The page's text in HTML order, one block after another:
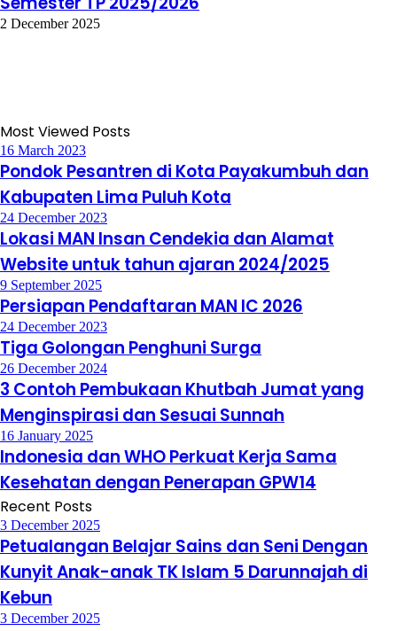
2 December 2025
Most Viewed Posts
16 March 2023
Pondok Pesantren di Kota Payakumbuh dan
Kabupaten Lima Puluh Kota
24 December 2023
Lokasi MAN Insan Cendekia dan Alamat
Website untuk tahun ajaran 2024/2025
9 September 2025
Persiapan Pendaftaran MAN IC 2026
24 December 2023
Tiga Golongan Penghuni Surga
26 December 2024
3 Contoh Pembukaan Khutbah Jumat yang
Menginspirasi dan Sesuai Sunnah
16 January 2025
Indonesia dan WHO Perkuat Kerja Sama
Kesehatan dengan Penerapan GPW14
Recent Posts
3 December 2025
Petualangan Belajar Sains dan Seni Dengan
Kunyit Anak-anak TK Islam 5 Darunnajah di
Kebun
3 December 2025